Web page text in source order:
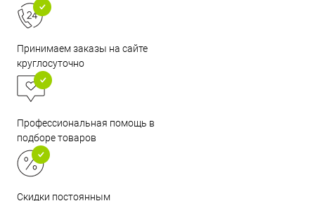
Принимаем заказы на сайте
круглосуточно
Профессиональная помощь в
подборе товаров
Скидки постоянным